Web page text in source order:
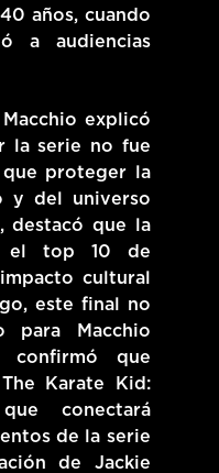
años, cuando
a audiencias
explicó
la serie no fue
que proteger la
y del universo
destacó que la
el top 10 de
cultural
este final no
para Macchio
confirmó que
Karate Kid:
conectará
de la serie
de Jackie